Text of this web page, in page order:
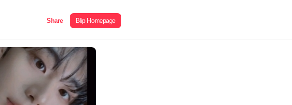
Share Blip Homepage